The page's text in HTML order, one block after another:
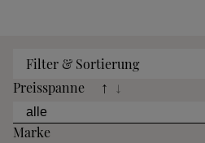
Filter & Sortierung
Preisspanne
↑ ↓
Marke